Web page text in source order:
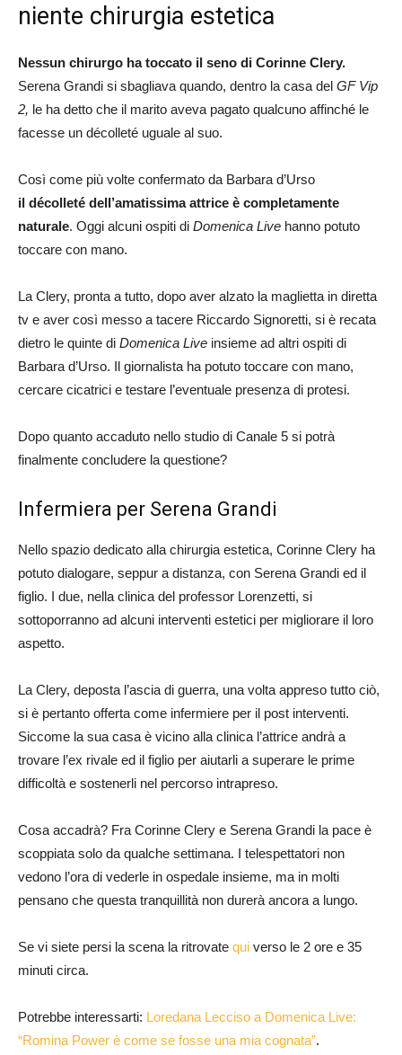
niente chirurgia estetica
Nessun chirurgo ha toccato il seno di Corinne Clery.
Serena Grandi si sbagliava quando, dentro la casa del GF Vip
2, le ha detto che il marito aveva pagato qualcuno affinché le
facesse un décolleté uguale al suo.
Così come più volte confermato da Barbara d’Urso
il décolleté dell’amatissima attrice è completamente
naturale. Oggi alcuni ospiti di Domenica Live hanno potuto
toccare con mano.
La Clery, pronta a tutto, dopo aver alzato la maglietta in diretta
tv e aver così messo a tacere Riccardo Signoretti, si è recata
dietro le quinte di Domenica Live insieme ad altri ospiti di
Barbara d’Urso. Il giornalista ha potuto toccare con mano,
cercare cicatrici e testare l’eventuale presenza di protesi.
Dopo quanto accaduto nello studio di Canale 5 si potrà
finalmente concludere la questione?
Infermiera per Serena Grandi
Nello spazio dedicato alla chirurgia estetica, Corinne Clery ha
potuto dialogare, seppur a distanza, con Serena Grandi ed il
figlio. I due, nella clinica del professor Lorenzetti, si
sottoporranno ad alcuni interventi estetici per migliorare il loro
aspetto.
La Clery, deposta l’ascia di guerra, una volta appreso tutto ciò,
si è pertanto offerta come infermiere per il post interventi.
Siccome la sua casa è vicino alla clinica l’attrice andrà a
trovare l’ex rivale ed il figlio per aiutarli a superare le prime
difficoltà e sostenerli nel percorso intrapreso.
Cosa accadrà? Fra Corinne Clery e Serena Grandi la pace è
scoppiata solo da qualche settimana. I telespettatori non
vedono l’ora di vederle in ospedale insieme, ma in molti
pensano che questa tranquillità non durerà ancora a lungo.
Se vi siete persi la scena la ritrovate qui verso le 2 ore e 35
minuti circa.
Potrebbe interessarti: Loredana Lecciso a Domenica Live:
“Romina Power è come se fosse una mia cognata”.